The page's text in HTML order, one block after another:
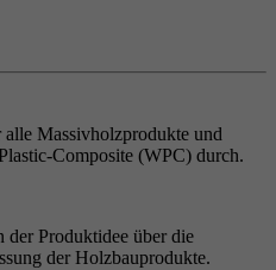
Massivholzprodukte und
Composite (WPC) durch.
der Produktidee über die
der Holzbauprodukte.